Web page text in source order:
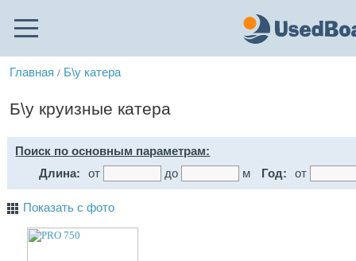
Главная / Б\у катера
Б\у круизные катера
Поиск по основным параметрам:
Длина:
от до м Год: от
Показать с фото